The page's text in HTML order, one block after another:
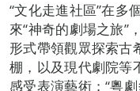
“文化走進社區”在多
來“神奇的劇場之旅”
形式帶領觀眾探索古
棚，以及現代劇院等
感受表演藝術；“粵